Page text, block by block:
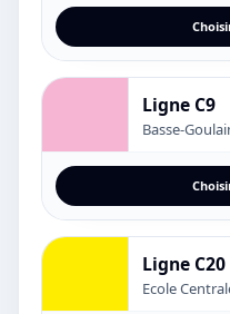
Ligne C9
Basse-
Ligne C20
Ecole